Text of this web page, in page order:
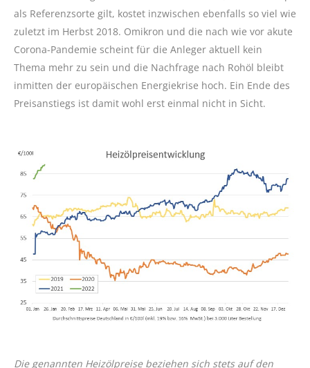
als Referenzsorte gilt, kostet inzwischen ebenfalls so viel wie
zuletzt im Herbst 2018. Omikron und die nach wie vor akute
Corona-Pandemie scheint für die Anleger aktuell kein
Thema mehr zu sein und die Nachfrage nach Rohöl bleibt
inmitten der europäischen Energiekrise hoch. Ein Ende des
Preisanstiegs ist damit wohl erst einmal nicht in Sicht.
Die genannten Heizölpreise beziehen sich stets auf den